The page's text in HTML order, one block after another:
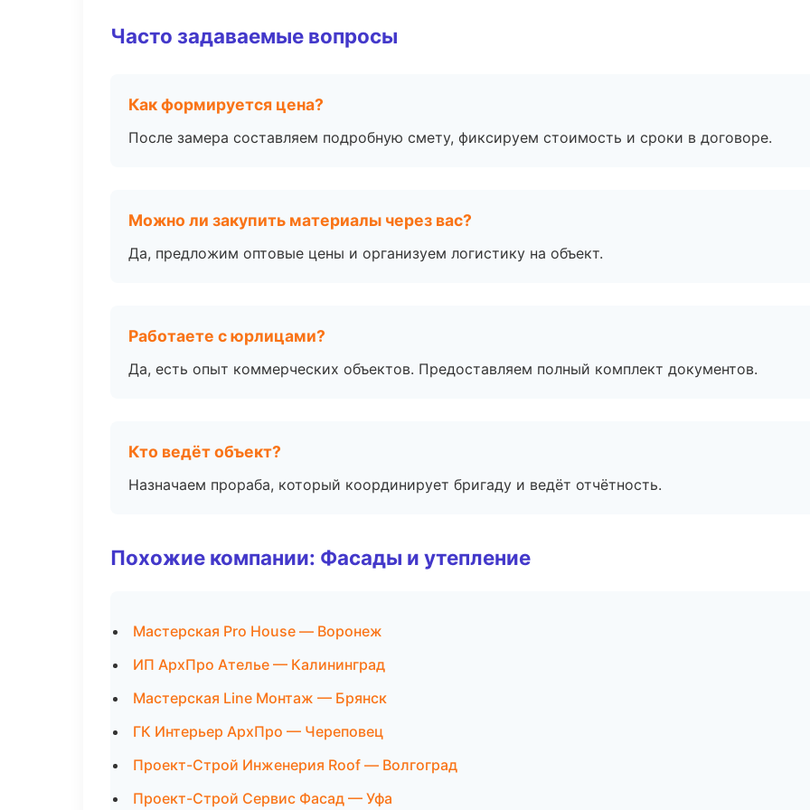
Часто задаваемые вопросы
Как формируется цена?
После замера составляем подробную смету, фиксируем стоимость и сроки в договоре.
Можно ли закупить материалы через вас?
Да, предложим оптовые цены и организуем логистику на объект.
Работаете с юрлицами?
Да, есть опыт коммерческих объектов. Предоставляем полный комплект документов.
Кто ведёт объект?
Назначаем прораба, который координирует бригаду и ведёт отчётность.
Похожие компании: Фасады и утепление
Мастерская Pro House — Воронеж
ИП АрхПро Ателье — Калининград
Мастерская Line Монтаж — Брянск
ГК Интерьер АрхПро — Череповец
Проект-Строй Инженерия Roof — Волгоград
Проект-Строй Сервис Фасад — Уфа